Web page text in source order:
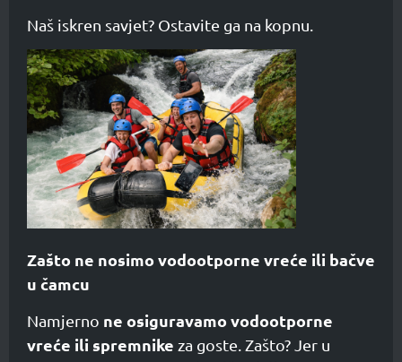
Naš iskren savjet? Ostavite ga na kopnu.
Zašto ne nosimo vodootporne vreće ili bačve
u čamcu
Namjerno ne osiguravamo vodootporne
vreće ili spremnike za goste. Zašto? Jer u